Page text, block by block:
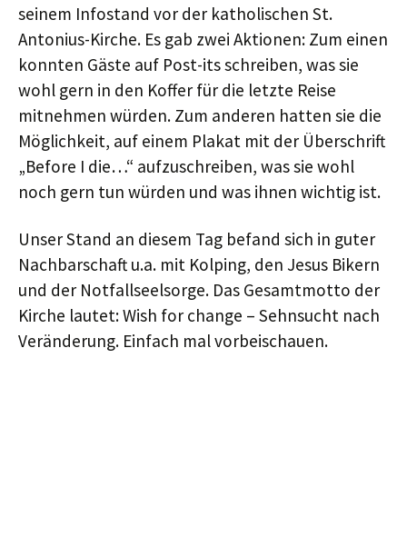
seinem Infostand vor der katholischen St.
Antonius-Kirche. Es gab zwei Aktionen: Zum einen
konnten Gäste auf Post-its schreiben, was sie
wohl gern in den Koffer für die letzte Reise
mitnehmen würden. Zum anderen hatten sie die
Möglichkeit, auf einem Plakat mit der Überschrift
„Before I die…“ aufzuschreiben, was sie wohl
noch gern tun würden und was ihnen wichtig ist.
Unser Stand an diesem Tag befand sich in guter
Nachbarschaft u.a. mit Kolping, den Jesus Bikern
und der Notfallseelsorge. Das Gesamtmotto der
Kirche lautet: Wish for change – Sehnsucht nach
Veränderung. Einfach mal vorbeischauen.